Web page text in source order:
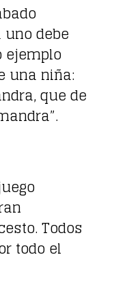
debe
ejemplo
una niña:
que de
Todos
todo el